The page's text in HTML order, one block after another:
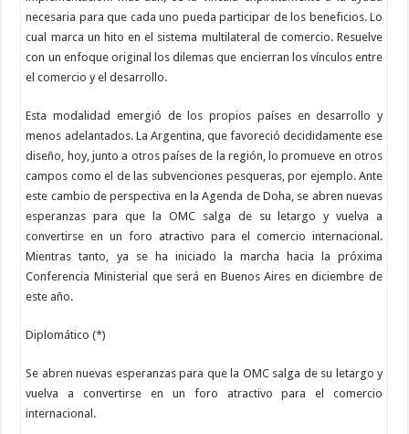
necesaria para que cada uno pueda participar de los beneficios. Lo
cual marca un hito en el sistema multilateral de comercio. Resuelve
con un enfoque original los dilemas que encierran los vínculos entre
el comercio y el desarrollo.
Esta modalidad emergió de los propios países en desarrollo y
menos adelantados. La Argentina, que favoreció decididamente ese
diseño, hoy, junto a otros países de la región, lo promueve en otros
campos como el de las subvenciones pesqueras, por ejemplo. Ante
este cambio de perspectiva en la Agenda de Doha, se abren nuevas
esperanzas para que la OMC salga de su letargo y vuelva a
convertirse en un foro atractivo para el comercio internacional.
Mientras tanto, ya se ha iniciado la marcha hacia la próxima
Conferencia Ministerial que será en Buenos Aires en diciembre de
este año.
Diplomático (*)
Se abren nuevas esperanzas para que la OMC salga de su letargo y
vuelva a convertirse en un foro atractivo para el comercio
internacional.